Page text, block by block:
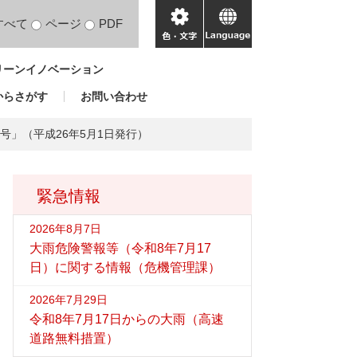
べて ページ PDF
色・
文
language
ンイノベーション
らさがす お問い合わせ
」（平成26年5月1日発行）
緊急情報
2026年8月7日
大雨危険警報等（令和8年7月17
日）に関する情報（危機管理課）
2026年7月29日
令和8年7月17日からの大雨（高速
道路無料措置）